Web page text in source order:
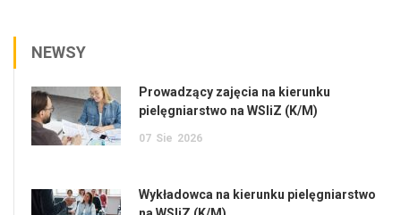
NEWSY
Prowadzący zajęcia na kierunku
pielęgniarstwo na WSIiZ (K/M)
07 Sie 2026
Wykładowca na kierunku pielęgniarstwo